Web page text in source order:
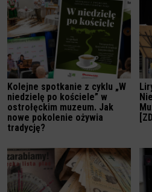
Kolejne spotkanie z cyklu „W
niedzielę po kościele” w
ostrołęckim muzeum. Jak
nowe pokolenie ożywia
tradycję?